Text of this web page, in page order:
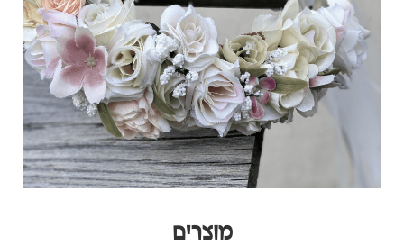
מוצרים